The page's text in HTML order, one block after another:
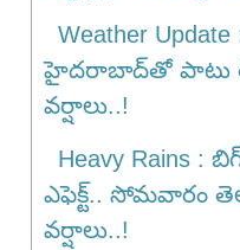
Weather
హైదరాబాద్‌తో పాటు
వర్షాలు..!
Heavy Rains :
ఎఫెక్ట్.. సోమవారం
వ‌ర్షాలు..!